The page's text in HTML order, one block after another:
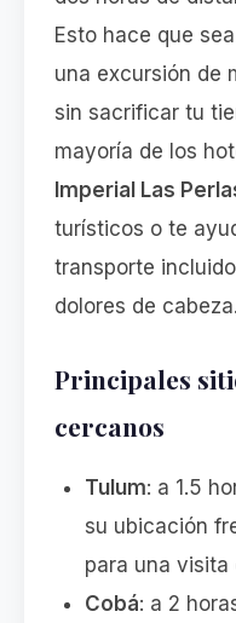
Esto hace que
una excursión de
sin sacrificar tu
mayoría de los
Imperial Las
turísticos o te
transporte
dolores de cabeza.
Principales
cercanos
Tulum: a 1.5
su ubicación
para una visita
Cobá: a 2